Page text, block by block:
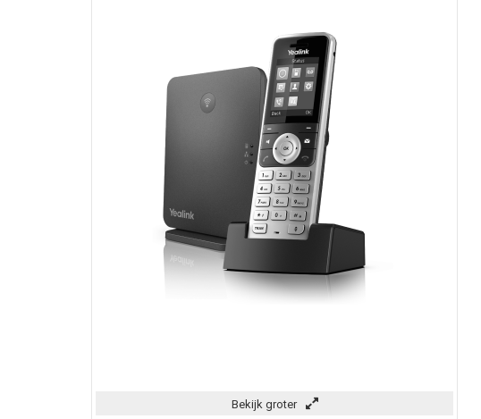
Bekijk groter